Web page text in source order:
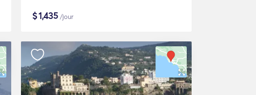
$1,435 /jour